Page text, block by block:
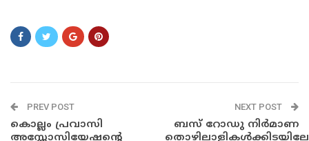
PREV POST
കൊല്ലം പ്രവാസി
അസ്സോസിയേഷന്റെ
NEXT POST
ബസ് റോഡു നിർമാണ